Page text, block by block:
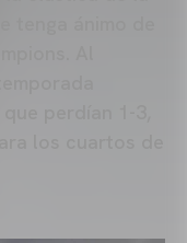
tenga ánimo de
Al
perdían 1-3,
los cuartos de